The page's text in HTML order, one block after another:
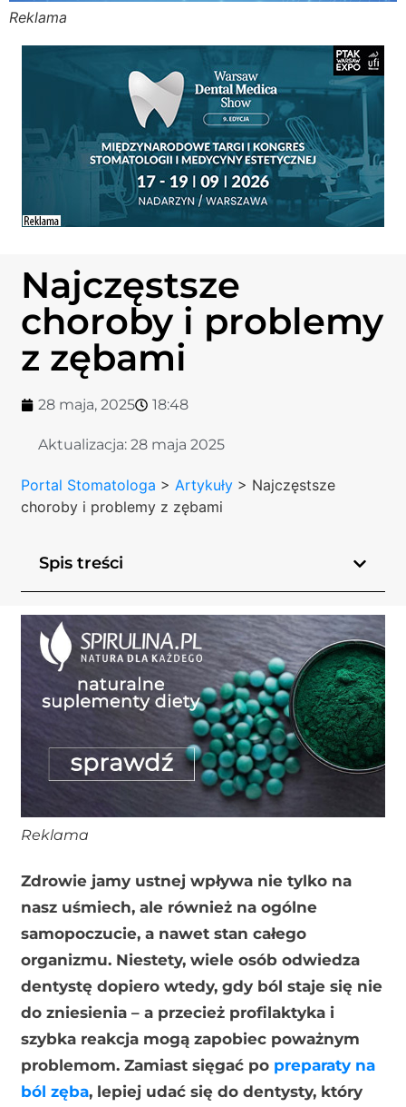
Reklama
Najczęstsze
choroby i problemy
z zębami
28 maja, 2025 18:48
Aktualizacja:28 maja 2025
Portal Stomatologa >Artykuły > Najczęstsze
choroby i problemy z zębami
Spis treści
Reklama
Zdrowie jamy ustnej wpływa nie tylko na
nasz uśmiech, ale również na ogólne
samopoczucie, a nawet stan całego
organizmu. Niestety, wiele osób odwiedza
dentystę dopiero wtedy, gdy ból staje się nie
do zniesienia – a przecież profilaktyka i
szybka reakcja mogą zapobiec poważnym
problemom. Zamiast sięgać po preparaty na
ból zęba, lepiej udać się do dentysty, który